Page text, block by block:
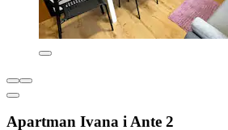
Apartman Ivana i Ante 2